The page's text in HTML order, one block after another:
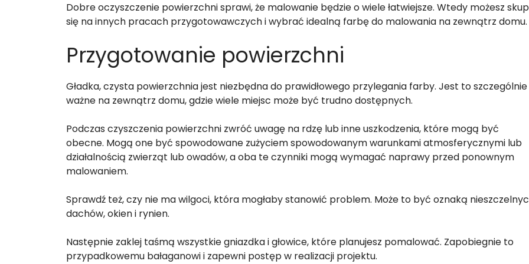
Dobre oczyszczenie powierzchni sprawi, że malowanie będzie o wiele łatwiejsze. Wtedy możesz
się na innych pracach przygotowawczych i wybrać idealną farbę do malowania na zewnątrz domu.
Przygotowanie powierzchni
Gładka, czysta powierzchnia jest niezbędna do prawidłowego przylegania farby. Jest to szczególnie
ważne na zewnątrz domu, gdzie wiele miejsc może być trudno dostępnych.
Podczas czyszczenia powierzchni zwróć uwagę na rdzę lub inne uszkodzenia, które mogą być
obecne. Mogą one być spowodowane zużyciem spowodowanym warunkami atmosferycznymi lub
działalnością zwierząt lub owadów, a oba te czynniki mogą wymagać naprawy przed ponownym
malowaniem.
Sprawdź też, czy nie ma wilgoci, która mogłaby stanowić problem. Może to być oznaką
dachów, okien i rynien.
Następnie zaklej taśmą wszystkie gniazdka i głowice, które planujesz pomalować. Zapobiegnie to
przypadkowemu bałaganowi i zapewni postęp w realizacji projektu.